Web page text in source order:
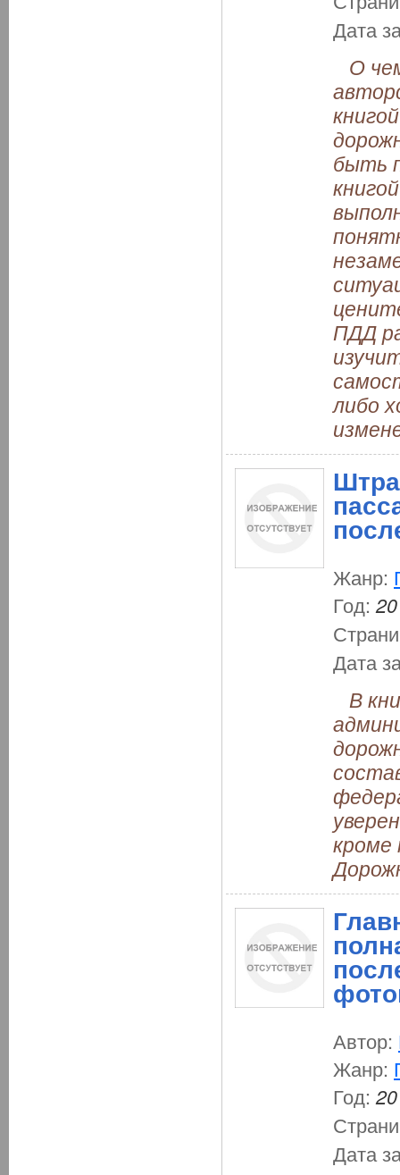
Дата
О
быть
ПДД
либо
Жанр:
Год:
Дата
В
Автор:
Жанр:
Год:
Дата